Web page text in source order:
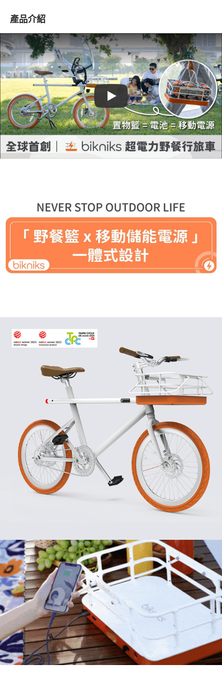
產品介紹
Play